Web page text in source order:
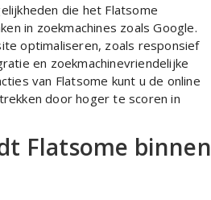
die het Flatsome
in zoekmachines zoals Google.
optimaliseren, zoals responsief
en zoekmachinevriendelijke
van Flatsome kunt u de online
door hoger te scoren in
Flatsome binnen